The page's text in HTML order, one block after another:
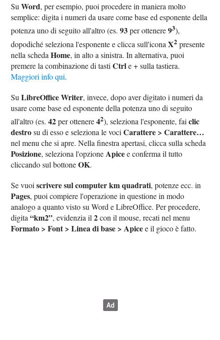
SuWord, per esempio, puoi procedere in maniera molto
semplice: digita i numeri da usare come base ed esponente della
potenza uno di seguito all'altro (es.93per ottenere93),
dopodiché seleziona l'esponente e clicca sull'iconaX2 presente
nella schedaHome, in alto a sinistra. In alternativa, puoi
premere la combinazione di tastiCtrle + sulla tastiera.
Maggiori info qui.
SuLibreOffice Writer, invece, dopo aver digitato i numeri da
usare come base ed esponente della potenza uno di seguito
all'altro (es.42per ottenere42), seleziona l'esponente, faiclic
destrosu di esso e seleziona le vociCarattere > Carattere…
nel menu che si apre. Nella finestra apertasi, clicca sulla scheda
Posizione, seleziona l'opzioneApicee conferma il tutto
cliccando sul bottoneOK.
Se vuoiscrivere sul computer km quadrati, potenze ecc. in
Pages, puoi compiere l'operazione in questione in modo
analogo a quanto visto su Word e LibreOffice. Per procedere,
digita“km2”, evidenzia il2con il mouse, recati nel menu
Formato > Font > Linea di base > Apicee il gioco è fatto.